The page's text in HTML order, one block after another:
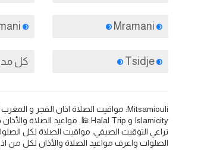
كل
نراعي التوقيت الصيفي، مواقيت الصلاة لكل